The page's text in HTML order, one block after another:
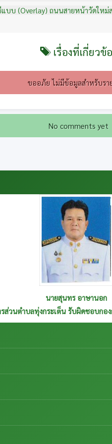
บบ (Overlay) ถนนสายหน้าวัดให
เรื่องที่เกี่ยวข้
ขออภัย ไม่มีข้อมูลสำหรับรา
No comments yet
นายสุนทร อาษานอก
ส่วนตำบลทุ่งกระเต็น รับผิดชอบกอง